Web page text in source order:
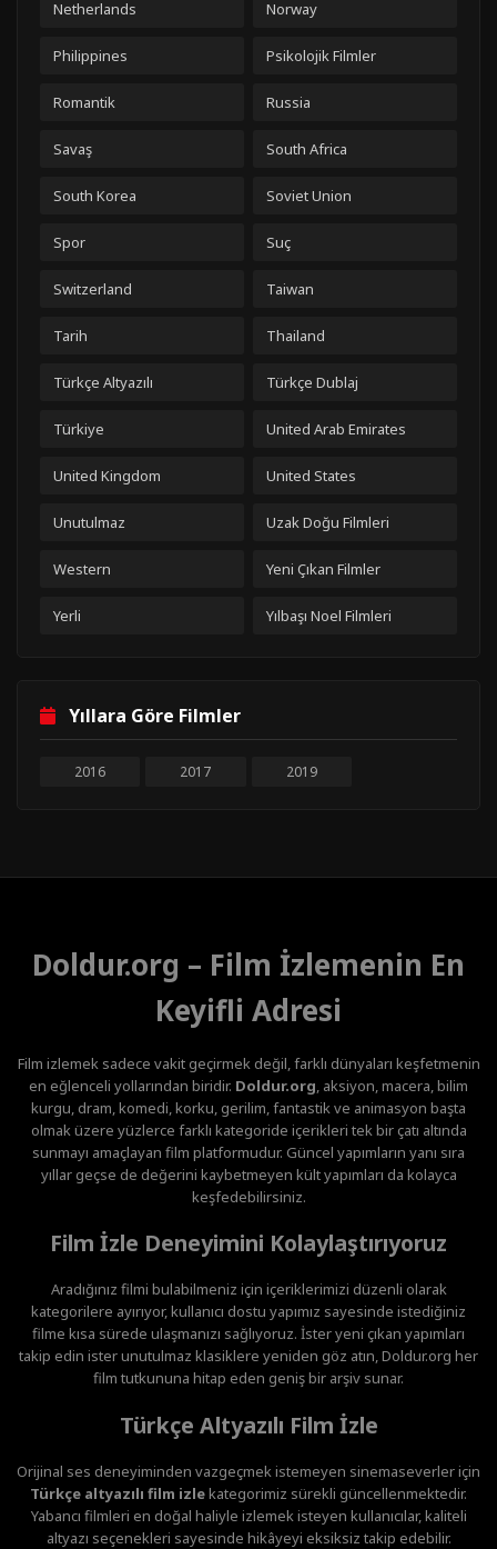
Netherlands Norway
Philippines Psikolojik Filmler
Romantik Russia
Savaş South Africa
South Korea Soviet Union
Spor Suç
Switzerland Taiwan
Tarih Thailand
Türkçe Altyazılı Türkçe Dublaj
Türkiye United Arab Emirates
United Kingdom United States
Unutulmaz Uzak Doğu Filmleri
Western Yeni Çıkan Filmler
Yerli Yılbaşı Noel Filmleri
Yıllara Göre Filmler
2016 2017 2019
Doldur.org – Film İzlemenin En
Keyifli Adresi
Film izlemek sadece vakit geçirmek değil, farklı dünyaları keşfetmenin
en eğlenceli yollarından biridir. Doldur.org, aksiyon, macera, bilim
kurgu, dram, komedi, korku, gerilim, fantastik ve animasyon başta
olmak üzere yüzlerce farklı kategoride içerikleri tek bir çatı altında
sunmayı amaçlayan film platformudur. Güncel yapımların yanı sıra
yıllar geçse de değerini kaybetmeyen kült yapımları da kolayca
keşfedebilirsiniz.
Film İzle Deneyimini Kolaylaştırıyoruz
Aradığınız filmi bulabilmeniz için içeriklerimizi düzenli olarak
kategorilere ayırıyor, kullanıcı dostu yapımız sayesinde istediğiniz
filme kısa sürede ulaşmanızı sağlıyoruz. İster yeni çıkan yapımları
takip edin ister unutulmaz klasiklere yeniden göz atın, Doldur.org her
film tutkununa hitap eden geniş bir arşiv sunar.
Türkçe Altyazılı Film İzle
Orijinal ses deneyiminden vazgeçmek istemeyen sinemaseverler için
Türkçe altyazılı film izlekategorimiz sürekli güncellenmektedir.
Yabancı filmleri en doğal haliyle izlemek isteyen kullanıcılar, kaliteli
altyazı seçenekleri sayesinde hikâyeyi eksiksiz takip edebilir.